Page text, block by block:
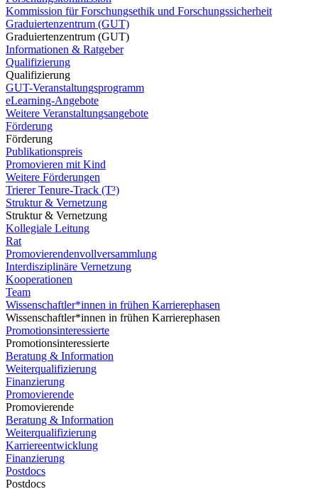
Kommission für Forschungsethik und Forschungssicherheit
Graduiertenzentrum (GUT)
Graduiertenzentrum (GUT)
Informationen & Ratgeber
Qualifizierung
Qualifizierung
GUT-Veranstaltungsprogramm
eLearning-Angebote
Weitere Veranstaltungsangebote
Förderung
Förderung
Publikationspreis
Promovieren mit Kind
Weitere Förderungen
Trierer Tenure-Track (T³)
Struktur & Vernetzung
Struktur & Vernetzung
Kollegiale Leitung
Rat
Promovierendenvollversammlung
Interdisziplinäre Vernetzung
Kooperationen
Team
Wissenschaftler*innen in frühen Karrierephasen
Wissenschaftler*innen in frühen Karrierephasen
Promotionsinteressierte
Promotionsinteressierte
Beratung & Information
Weiterqualifizierung
Finanzierung
Promovierende
Promovierende
Beratung & Information
Weiterqualifizierung
Karriereentwicklung
Finanzierung
Postdocs
Postdocs